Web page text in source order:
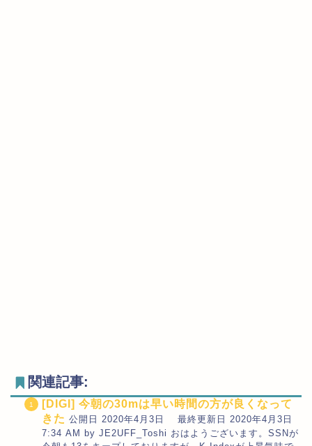
関連記事:
[DIGI] 今朝の30mは早い時間の方が良くなって
きた 公開日 2020年4月3日 最終更新日 2020年4月3日
7:34 AM by JE2UFF_Toshi おはようございます。SSNが